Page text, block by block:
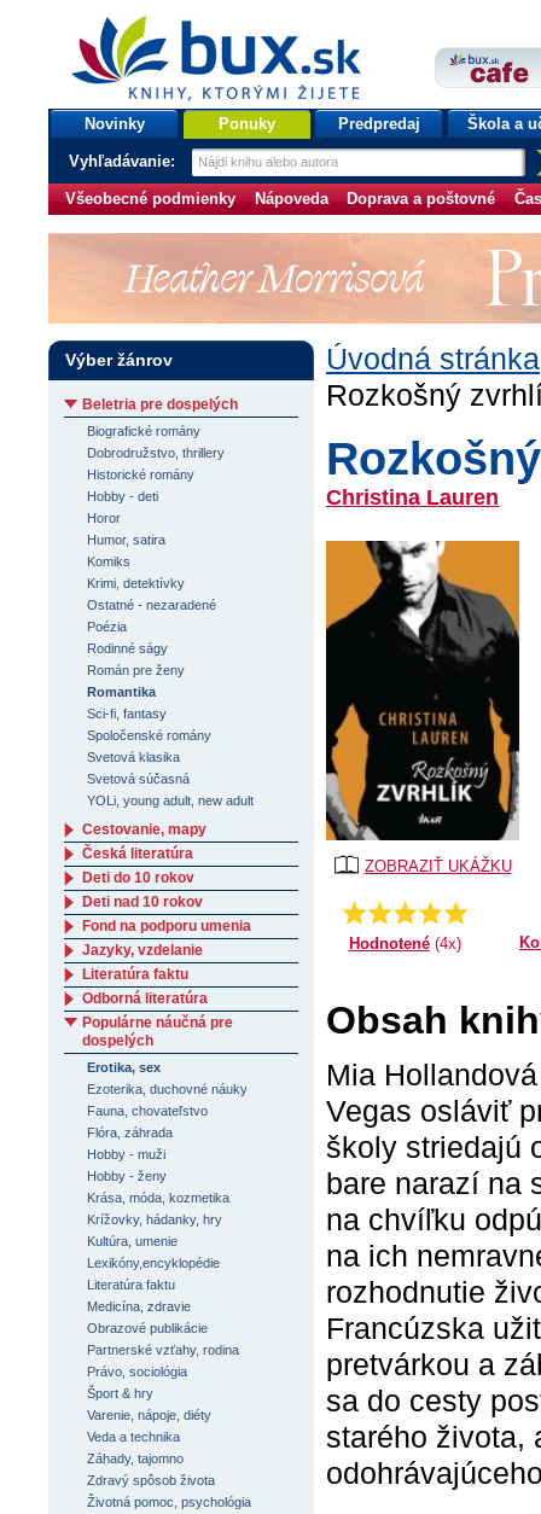
bux.sk
knihy, ktorými žijete
Úvodná stránka
Novinky Ponuky Predpredaj Škola a
Vyhľadávanie:
Všeobecné podmienky Nápoveda Doprava a poštovné
Úvodná stránka
Rozkošný
Christina Lauren
ZOBRAZIŤ UKÁŽKU
Priemer:
4.75
Hodnotené(4x)
Obsah
Mia
Vegas osláviť
školy striedajú
bare narazí na
na chvíľku
na ich
rozhodnutie
Francúzska
pretvárkou a
sa do cesty
starého života,
Výber žánrov
Beletria pre dospelých
Biografické romány
Dobrodružstvo, thrillery
Historické romány
Hobby - deti
Horor
Humor, satira
Komiks
Krimi, detektívky
Ostatné - nezaradené
Poézia
Rodinné ságy
Román pre ženy
Romantika
Sci-fi, fantasy
Spoločenské romány
Svetová klasika
Svetová súčasná
YOLi, young adult, new adult
Cestovanie, mapy
Česká literatúra
Deti do 10 rokov
Deti nad 10 rokov
Fond na podporu umenia
Jazyky, vzdelanie
Literatúra faktu
Odborná literatúra
Populárne náučná pre
dospelých
Erotika, sex
Ezoterika, duchovné náuky
Fauna, chovateľstvo
Flóra, záhrada
Hobby - muži
Hobby - ženy
Krása, móda, kozmetika
Krížovky, hádanky, hry
Kultúra, umenie
Lexikóny,encyklopédie
Literatúra faktu
Medicína, zdravie
Obrazové publikácie
Partnerské vzťahy, rodina
Právo, sociológia
Šport & hry
Varenie, nápoje, diéty
Veda a technika
Záhady, tajomno
Zdravý spôsob života
Životná pomoc, psychológia